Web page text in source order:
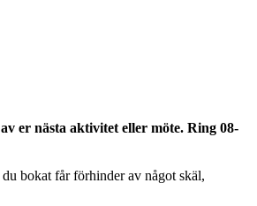
bokat får förhinder av något skäl,